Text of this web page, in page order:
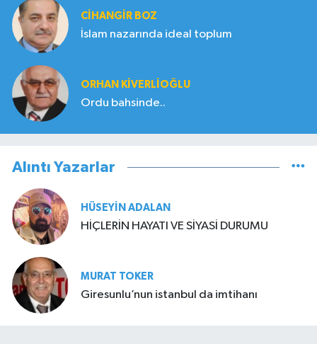
CIHANGIR BOZ
İslam nazarında ideal toplum
ORHAN KIVERLIOĞLU
Ordu bahsinde..
Alıntı Yazarlar
HÜSEYIN ADALAN
HİÇLERİN HAYATI VE SİYASİ DURUMU
MURAT TOKER
Giresunlu’nun istanbul da imtihanı